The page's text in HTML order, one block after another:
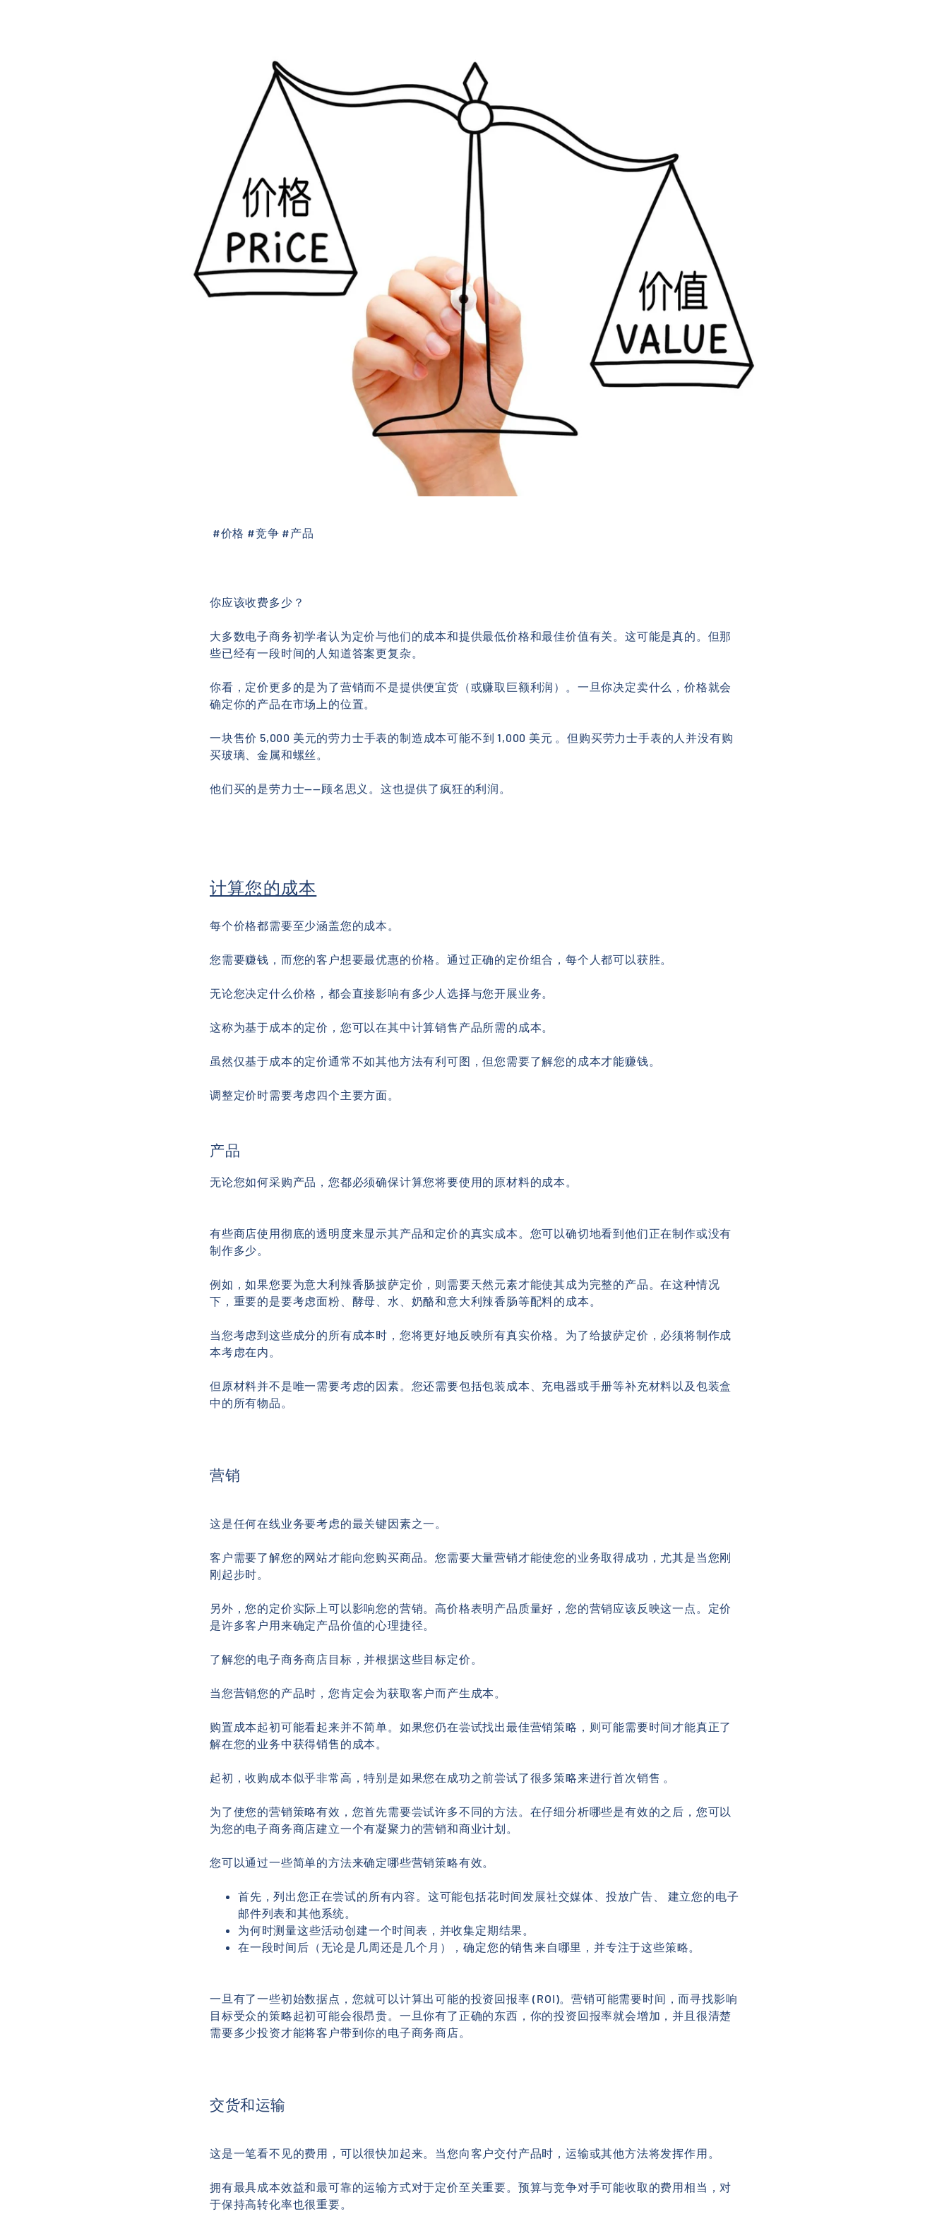
#价格 #竞争 #产品
你应该收费多少？
大多数电子商务初学者认为定价与他们的成本和提供最低价格和最佳价值有关。这可能是真的。但那
些已经有一段时间的人知道答案更复杂。
你看，定价更多的是为了营销而不是提供便宜货（或赚取巨额利润）。一旦你决定卖什么，价格就会
确定你的产品在市场上的位置。
一块售价 5,000 美元的劳力士手表的制造成本可能不到 1,000 美元 。但购买劳力士手表的人并没有购
买玻璃、金属和螺丝。
他们买的是劳力士——顾名思义。这也提供了疯狂的利润。
计算您的成本
每个价格都需要至少涵盖您的成本。
您需要赚钱，而您的客户想要最优惠的价格。通过正确的定价组合，每个人都可以获胜。
无论您决定什么价格，都会直接影响有多少人选择与您开展业务。
这称为基于成本的定价，您可以在其中计算销售产品所需的成本。
虽然仅基于成本的定价通常不如其他方法有利可图，但您需要了解您的成本才能赚钱。
调整定价时需要考虑四个主要方面。
产品
无论您如何采购产品，您都必须确保计算您将要使用的原材料的成本。
有些商店使用彻底的透明度来显示其产品和定价的真实成本。您可以确切地看到他们正在制作或没有
制作多少。
例如，如果您要为意大利辣香肠披萨定价，则需要天然元素才能使其成为完整的产品。在这种情况
下，重要的是要考虑面粉、酵母、水、奶酪和意大利辣香肠等配料的成本。
当您考虑到这些成分的所有成本时，您将更好地反映所有真实价格。为了给披萨定价，必须将制作成
本考虑在内。
但原材料并不是唯一需要考虑的因素。您还需要包括包装成本、充电器或手册等补充材料以及包装盒
中的所有物品。
营销
这是任何在线业务要考虑的最关键因素之一。
客户需要了解您的网站才能向您购买商品。您需要大量营销才能使您的业务取得成功，尤其是当您刚
刚起步时。
另外，您的定价实际上可以影响您的营销。高价格表明产品质量好，您的营销应该反映这一点。定价
是许多客户用来确定产品价值的心理捷径。
了解您的电子商务商店目标，并根据这些目标定价。
当您营销您的产品时，您肯定会为获取客户而产生成本。
购置成本起初可能看起来并不简单。如果您仍在尝试找出最佳营销策略，则可能需要时间才能真正了
解在您的业务中获得销售的成本。
起初，收购成本似乎非常高，特别是如果您在成功之前尝试了很多策略来进行首次销售 。
为了使您的营销策略有效，您首先需要尝试许多不同的方法。在仔细分析哪些是有效的之后，您可以
为您的电子商务商店建立一个有凝聚力的营销和商业计划。
您可以通过一些简单的方法来确定哪些营销策略有效。
首先，列出您正在尝试的所有内容。这可能包括花时间发展社交媒体、投放广告、 建立您的电子
邮件列表和其他系统。
为何时测量这些活动创建一个时间表，并收集定期结果。
在一段时间后（无论是几周还是几个月），确定您的销售来自哪里，并专注于这些策略。
一旦有了一些初始数据点，您就可以计算出可能的投资回报率 (ROI)。营销可能需要时间，而寻找影响
目标受众的策略起初可能会很昂贵。一旦你有了正确的东西，你的投资回报率就会增加，并且很清楚
需要多少投资才能将客户带到你的电子商务商店。
交货和运输
这是一笔看不见的费用，可以很快加起来。当您向客户交付产品时，运输或其他方法将发挥作用。
拥有最具成本效益和最可靠的运输方式对于定价至关重要。预算与竞争对手可能收取的费用相当，对
于保持高转化率也很重要。